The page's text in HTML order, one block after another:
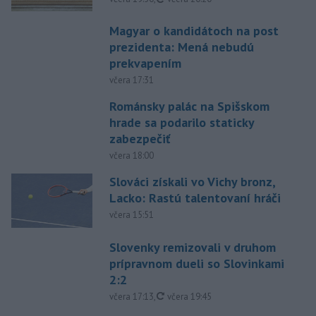
Magyar o kandidátoch na post
prezidenta: Mená nebudú
prekvapením
včera 17:31
Románsky palác na Spišskom
hrade sa podarilo staticky
zabezpečiť
včera 18:00
Slováci získali vo Vichy bronz,
Lacko: Rastú talentovaní hráči
včera 15:51
Slovenky remizovali v druhom
prípravnom dueli so Slovinkami
2:2
včera 17:13, aktualizované
včera 19:45